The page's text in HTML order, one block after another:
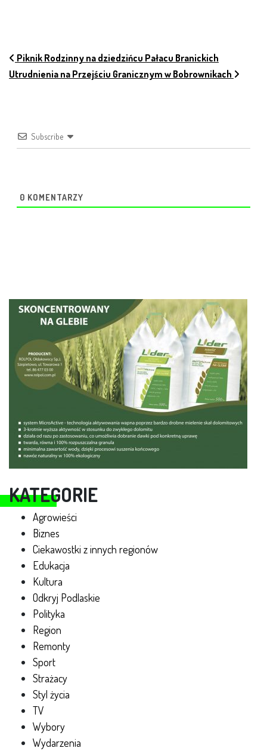
KATEGORIE
Agrowieści
Biznes
Ciekawostki z innych regionów
Edukacja
Kultura
Odkryj Podlaskie
Polityka
Region
Remonty
Sport
Strażacy
Styl życia
TV
Wybory
Wydarzenia
NAWIGACJA PO ARTYKUŁACH
Piknik Rodzinny na dziedzińcu Pałacu Branickich
Utrudnienia na Przejściu Granicznym w Bobrownikach
Subscribe
0 KOMENTARZY